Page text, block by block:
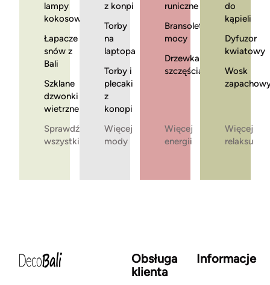
lampy
kokosowe
Łapacze
snów z
Bali
Szklane
dzwonki
wietrzne
Sprawdź
wszystkie
z konpi
Torby
na
laptopa
Torby i
plecaki
z
konopi
Więcej
mody
runiczne
Bransoletki
mocy
Drzewka
szczęścia
Więcej
energii
do
kąpieli
Dyfuzor
kwiatowy
Wosk
Więcej
relaksu
Obsługa
klienta
Informacje